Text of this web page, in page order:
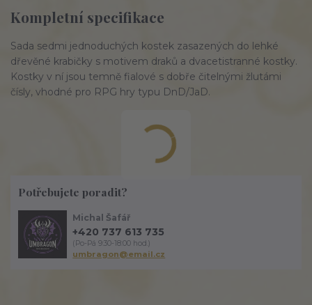
Kompletní specifikace
Sada sedmi jednoduchých kostek zasazených do lehké
dřevěné krabičky s motivem draků a dvacetistranné kostky.
Kostky v ní jsou temně fialové s dobře čitelnými žlutámi
čísly, vhodné pro RPG hry typu DnD/JaD.
Potřebujete poradit?
Michal Šafář
+420 737 613 735
(Po-Pá 9:30-18:00 hod.)
umbragon@email.cz